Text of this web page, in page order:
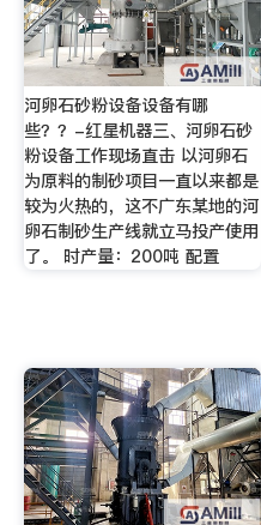
河卵石砂粉设备设备有哪
些？？-红星机器三、河卵石砂
粉设备工作现场直击 以河卵石
为原料的制砂项目一直以来都是
较为火热的，这不广东某地的河
卵石制砂生产线就立马投产使用
了。 时产量：200吨 配置